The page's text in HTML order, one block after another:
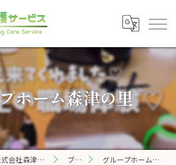
ホーム森津の里
弥富市の介護なら株式会社森津介護サービス ブログ グループホーム森津の里